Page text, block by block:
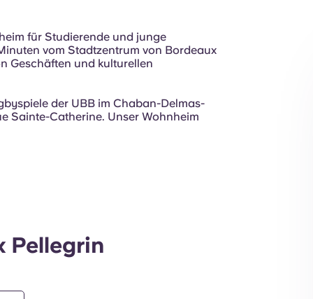
für Studierende und junge
vom Stadtzentrum von Bordeaux
Geschäften und kulturellen
der UBB im Chaban-Delmas-
Sainte-Catherine. Unser Wohnheim
Pellegrin